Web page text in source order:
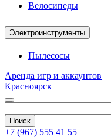
Велосипеды
Электроинструменты
Пылесосы
Аренда игр и аккаунтов
Красноярск
+7 (967) 555 41 55